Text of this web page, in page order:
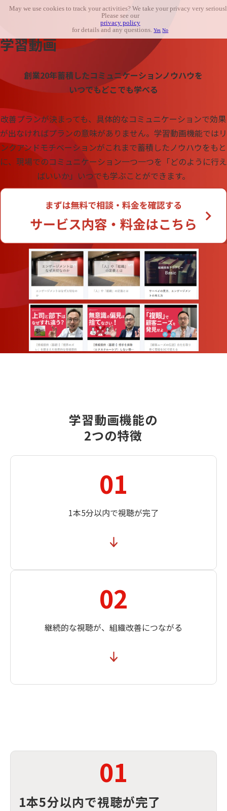
学習動画
創業20年蓄積したコミュニケーションノウハウを
いつでもどこでも学べる
改善プランが決まっても、具体的なコミュニケーションで効果
が出なければプランの意味がありません。学習動画機能ではリ
ンクアンドモチベーションがこれまで蓄積したノウハウをもと
に、現場でのコミュニケーション一つ一つを「どのように行え
ばいいか」いつでも学ぶことができます。
学習動画機能の
2つの特徴
01
1本5分以内で視聴が完了
02
継続的な視聴が、組織改善につながる
01
1本5分以内で視聴が完了
May we use cookies to track your activities? We take your privacy very
Please see our
privacy policy
for details and any questions.Yes No